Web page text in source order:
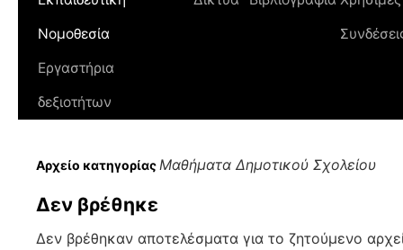
Νομοθεσία
Εργαστήρια
δεξιοτήτων
Αρχείο κατηγορίαςΜαθήματα Δημοτικού Σχολείου
Δεν βρέθηκε
Δεν βρέθηκαν αποτελέσματα για το ζητούμενο